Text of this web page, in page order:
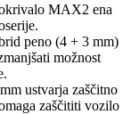
MAX2 ena
peno (4 + 3 mm)
možnost
ustvarja zaščitno
zaščititi vozilo